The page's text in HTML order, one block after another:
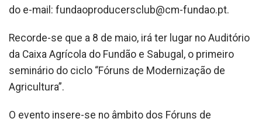
do e-mail: fundaoproducersclub@cm-fundao.pt.
Recorde-se que a 8 de maio, irá ter lugar no Auditório
da Caixa Agrícola do Fundão e Sabugal, o primeiro
seminário do ciclo “Fóruns de Modernização de
Agricultura”.
O evento insere-se no âmbito dos Fóruns de